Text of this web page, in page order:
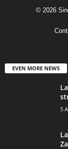
© 2026
EVEN MORE NEWS
5